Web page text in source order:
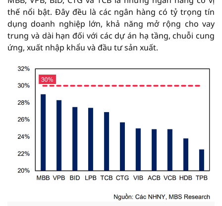
thế nổi bật. Đây đều là các ngân hàng có tỷ trọng tín
dụng doanh nghiệp lớn, khả năng mở rộng cho vay
trung và dài hạn đối với các dự án hạ tầng, chuỗi cung
ứng, xuất nhập khẩu và đầu tư sản xuất.